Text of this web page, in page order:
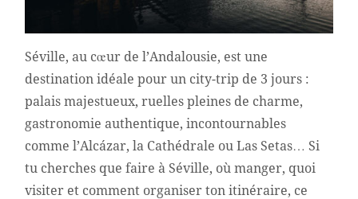
Séville, au cœur de l’Andalousie, est une
destination idéale pour un city-trip de 3 jours :
palais majestueux, ruelles pleines de charme,
gastronomie authentique, incontournables
comme l’Alcázar, la Cathédrale ou Las Setas… Si
tu cherches que faire à Séville, où manger, quoi
visiter et comment organiser ton itinéraire, ce